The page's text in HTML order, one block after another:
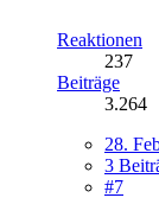
Reaktionen
237
Beiträge
3.264
28.
3
#7